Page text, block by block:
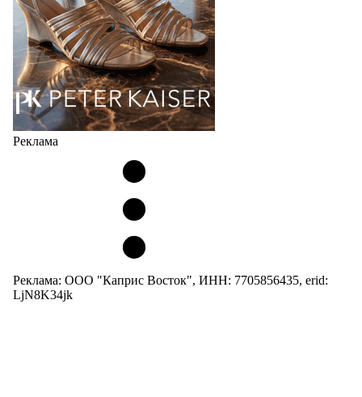
05.08.2026 2218
Реклама
Реклама: ООО "Каприс Восток", ИНН: 7705856435, erid:
LjN8K34jk